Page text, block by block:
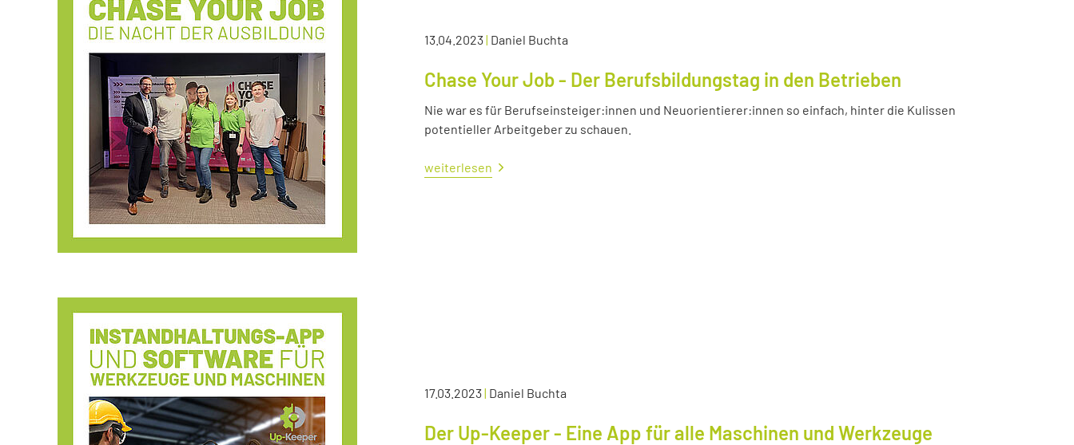
13.04.2023| Daniel Buchta
Chase Your Job - Der Berufsbildungstag in den Betrieben
Nie war es für Berufseinsteiger:innen und Neuorientierer:innen so einfach, hinter die Kulissen
potentieller Arbeitgeber zu schauen.
weiterlesen
17.03.2023| Daniel Buchta
Der Up-Keeper - Eine App für alle Maschinen und Werkzeuge